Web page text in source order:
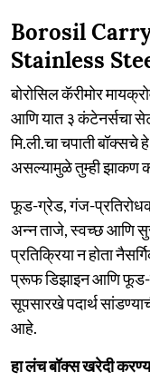
Borosil
Stainless
बोरोसिल कॅरीमोर
आणि यात ३ कंटेनर्सचा
मि.ली.चा चपाती
असल्यामुळे तुम्ही झाकण
फूड-ग्रेड, गंज-
अन्न ताजे, स्वच्छ आणि
प्रतिक्रिया न होता
प्रूफ डिझाइन आणि फूड-
सूपसारखे पदार्थ
आहे.
हा लंच बॉक्स खरेदी